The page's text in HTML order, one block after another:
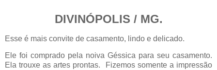
DIVINÓPOLIS / MG.
Esse é mais convite de casamento, lindo e delicado.
Ele foi comprado pela noiva Géssica para seu casamento.
Ela trouxe as artes prontas. Fizemos somente a impressão